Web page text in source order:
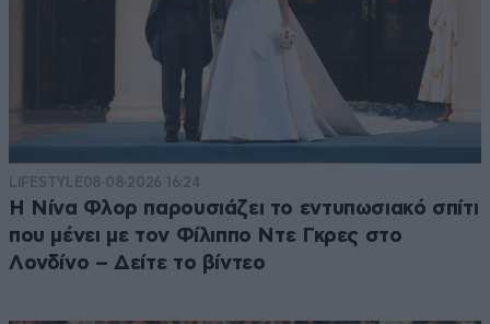
LIFESTYLE08·08·2026 16:24
Η Νίνα Φλορ παρουσιάζει το εντυπωσιακό σπίτι
που μένει με τον Φίλιππο Ντε Γκρες στο
Λονδίνο – Δείτε το βίντεο